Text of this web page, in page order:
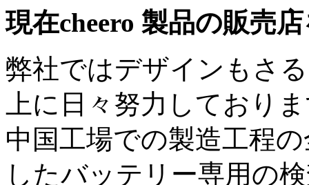
現在cheero 製品の販売
弊社ではデザインもさ
上に日々努力しており
中国工場での製造工程
したバッテリー専用の